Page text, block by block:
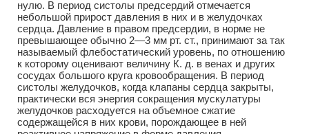
нулю. В период систолы предсердий отмечается
небольшой прирост давления в них и в желудочках
сердца. Давление в правом предсердии, в норме не
превышающее обычно 2—3 мм рт. ст., принимают за так
называемый флебостатический уровень, по отношению
к которому оценивают величину К. д. в венах и других
сосудах большого круга кровообращения. В период
систолы желудочков, когда клапаны сердца закрыты,
практически вся энергия сокращения мускулатуры
желудочков расходуется на объемное сжатие
содержащейся в них крови, порождающее в ней